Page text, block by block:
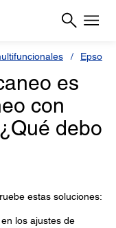
Epson
es
con
debo
estas soluciones:
los ajustes de